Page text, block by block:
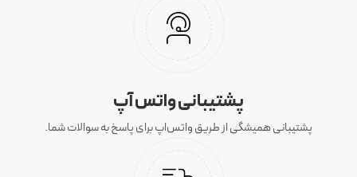
پشتیبانی واتس آپ
پشتیبانی همیشگی از طریق واتس‌اپ برای پاسخ به سوالات شما.